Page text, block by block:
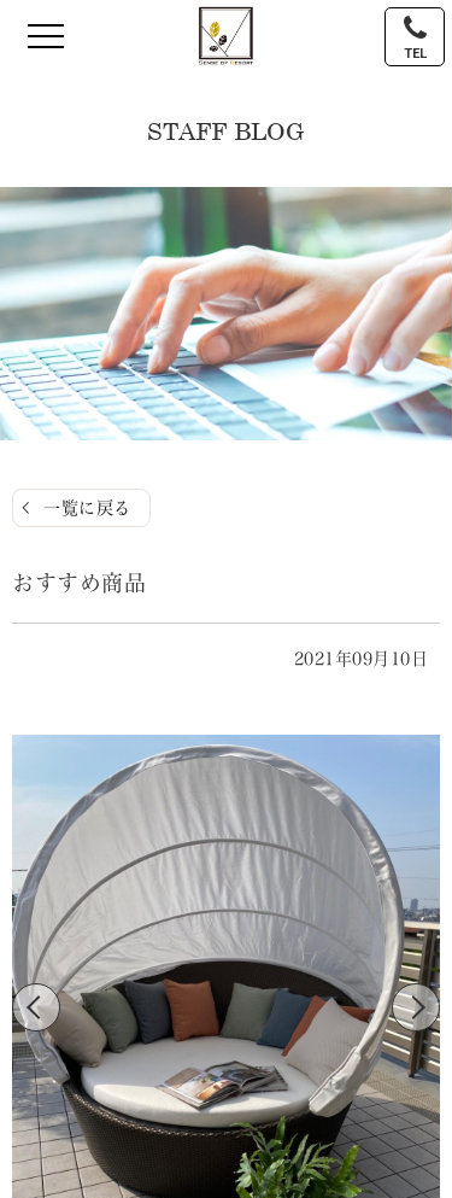
TEL
STAFF BLOG
一覧に戻る
おすすめ商品
2021年09月10日